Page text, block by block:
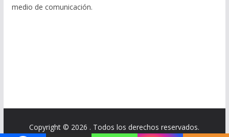
medio de comunicación.
Copyright © 2026 . Todos los derechos reservados.